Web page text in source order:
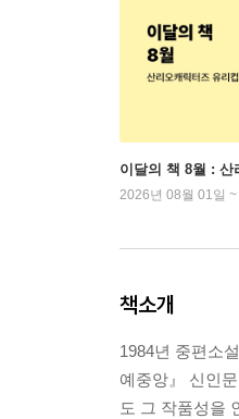
이달의 책 8월 : 산
2026년 08월 01일
책소개
1984년 중편소
예중앙』 신인
도 그 작품성을